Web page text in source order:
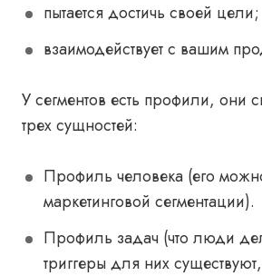
пытается достичь своей цели;
взаимодействует с вашим
У сегментов есть профили, они
трех сущностей:
Профиль человека (его
маркетинговой сегментации).
Профиль задач (что люди
триггеры для них